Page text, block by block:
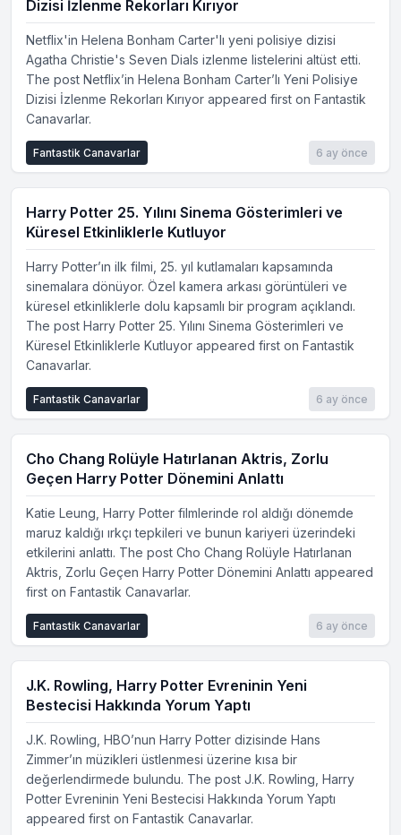
Dizisi İzlenme Rekorları Kırıyor
Netflix'in Helena Bonham Carter'lı yeni polisiye dizisi
Agatha Christie's Seven Dials izlenme listelerini altüst etti.
The post Netflix’in Helena Bonham Carter’lı Yeni Polisiye
Dizisi İzlenme Rekorları Kırıyor appeared first on Fantastik
Canavarlar.
6 ay önce
Fantastik Canavarlar
Harry Potter 25. Yılını Sinema Gösterimleri ve
Küresel Etkinliklerle Kutluyor
Harry Potter’ın ilk filmi, 25. yıl kutlamaları kapsamında
sinemalara dönüyor. Özel kamera arkası görüntüleri ve
küresel etkinliklerle dolu kapsamlı bir program açıklandı.
The post Harry Potter 25. Yılını Sinema Gösterimleri ve
Küresel Etkinliklerle Kutluyor appeared first on Fantastik
Canavarlar.
6 ay önce
Fantastik Canavarlar
Cho Chang Rolüyle Hatırlanan Aktris, Zorlu
Geçen Harry Potter Dönemini Anlattı
Katie Leung, Harry Potter filmlerinde rol aldığı dönemde
maruz kaldığı ırkçı tepkileri ve bunun kariyeri üzerindeki
etkilerini anlattı. The post Cho Chang Rolüyle Hatırlanan
Aktris, Zorlu Geçen Harry Potter Dönemini Anlattı appeared
first on Fantastik Canavarlar.
6 ay önce
Fantastik Canavarlar
J.K. Rowling, Harry Potter Evreninin Yeni
Bestecisi Hakkında Yorum Yaptı
J.K. Rowling, HBO’nun Harry Potter dizisinde Hans
Zimmer’ın müzikleri üstlenmesi üzerine kısa bir
değerlendirmede bulundu. The post J.K. Rowling, Harry
Potter Evreninin Yeni Bestecisi Hakkında Yorum Yaptı
appeared first on Fantastik Canavarlar.